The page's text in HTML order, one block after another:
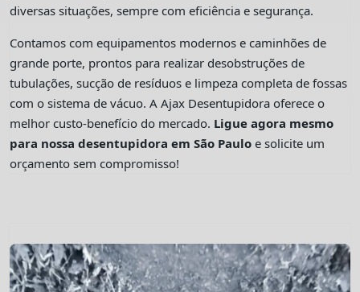
diversas situações, sempre com eficiência e segurança.
Contamos com equipamentos modernos e caminhões de
grande porte, prontos para realizar desobstruções de
tubulações, sucção de resíduos e limpeza completa de fossas
com o sistema de vácuo. A Ajax Desentupidora oferece o
melhor custo-benefício do mercado. Ligue agora mesmo
para nossa desentupidora em São Paulo e solicite um
orçamento sem compromisso!